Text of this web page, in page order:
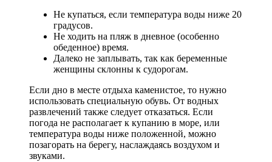
Не купаться, если температура воды ниже 20
градусов.
Не ходить на пляж в дневное (особенно
обеденное) время.
Далеко не заплывать, так как беременные
женщины склонны к судорогам.
Если дно в месте отдыха каменистое, то нужно
использовать специальную обувь. От водных
развлечений также следует отказаться. Если
погода не располагает к купанию в море, или
температура воды ниже положенной, можно
позагорать на берегу, наслаждаясь воздухом и
звуками.